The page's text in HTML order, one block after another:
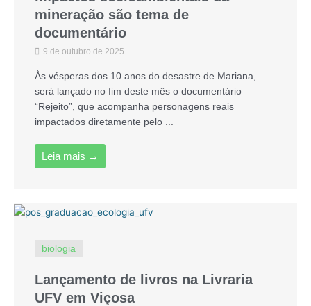
mineração são tema de
documentário
9 de outubro de 2025
Às vésperas dos 10 anos do desastre de Mariana,
será lançado no fim deste mês o documentário
“Rejeito”, que acompanha personagens reais
impactados diretamente pelo ...
Leia mais →
biologia
Lançamento de livros na Livraria
UFV em Viçosa